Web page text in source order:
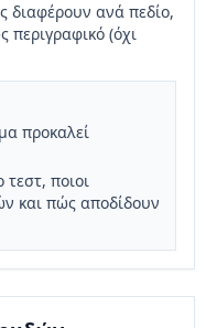
διαφέρουν ανά πεδίο,
περιγραφικό (όχι
προκαλεί
ποιοι
και πώς αποδίδουν